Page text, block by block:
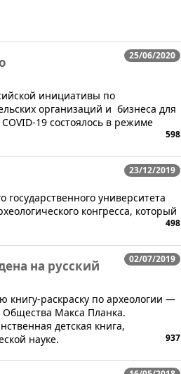
25/06/2020
инициативы по
организаций и бизнеса для
19 состоялось в режиме
598
23/12/2019
университета
конгресса, который
498
02/07/2019
на русский
книгу-раскраску по археологии —
Общества Макса Планка.
детская книга,
науке.
937